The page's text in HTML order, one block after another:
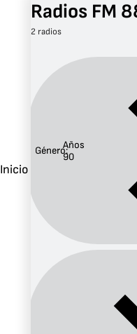
Inicio 2
Radios FM
2 radios
Género:Años
90